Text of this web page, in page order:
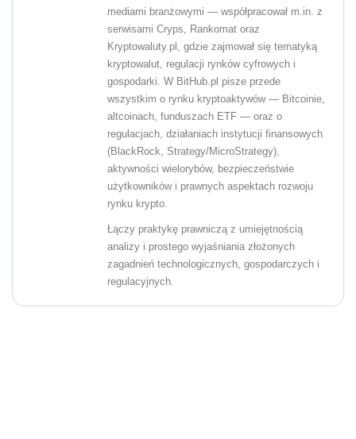
mediami branżowymi — współpracował m.in. z
serwisami Cryps, Rankomat oraz
Kryptowaluty.pl, gdzie zajmował się tematyką
kryptowalut, regulacji rynków cyfrowych i
gospodarki. W BitHub.pl pisze przede
wszystkim o rynku kryptoaktywów — Bitcoinie,
altcoinach, funduszach ETF — oraz o
regulacjach, działaniach instytucji finansowych
(BlackRock, Strategy/MicroStrategy),
aktywności wielorybów, bezpieczeństwie
użytkowników i prawnych aspektach rozwoju
rynku krypto.
Łączy praktykę prawniczą z umiejętnością
analizy i prostego wyjaśniania złożonych
zagadnień technologicznych, gospodarczych i
regulacyjnych.